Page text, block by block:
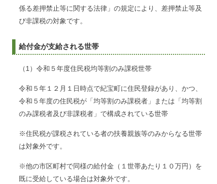
係る差押禁止等に関する法律」の規定により、差押禁止等及
び非課税の対象です。
給付金が支給される世帯
（1）令和５年度住民税均等割のみ課税世帯
令和５年１２月１日時点で紀宝町に住民登録があり、かつ、
令和５年度の住民税が「均等割のみ課税者」または「均等割
のみ課税者及び非課税者」で構成されている世帯
※住民税が課税されている者の扶養親族等のみからなる世帯
は対象外です。
※他の市区町村で同様の給付金（１世帯あたり１０万円）を
既に受給している場合は対象外です。